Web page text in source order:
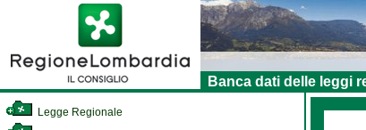
Banca dati delle leggi
Legge Regionale